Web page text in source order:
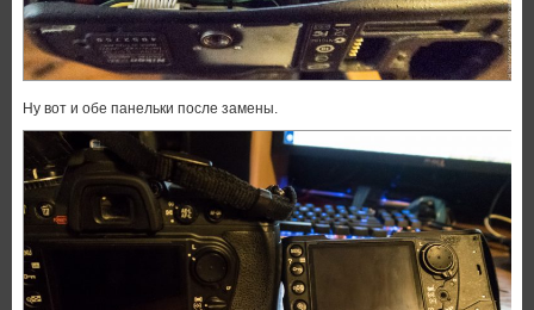
Ну вот и обе панельки после замены.